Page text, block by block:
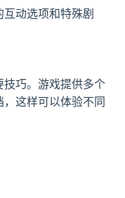
动选项和特殊剧
巧。游戏提供多个
这样可以体验不同